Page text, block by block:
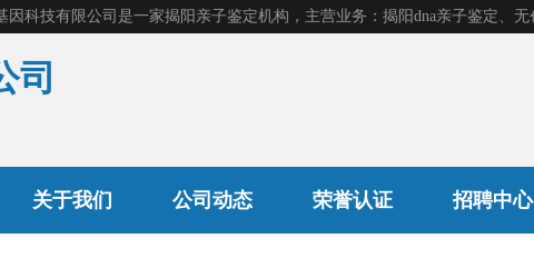
司
关于我们 公司动态 荣誉认证 招聘中心
产前胎儿鉴定